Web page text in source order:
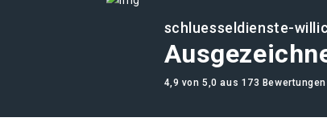
schluesseldienste-
4,9 von 5,0 aus 173 Bewertungen